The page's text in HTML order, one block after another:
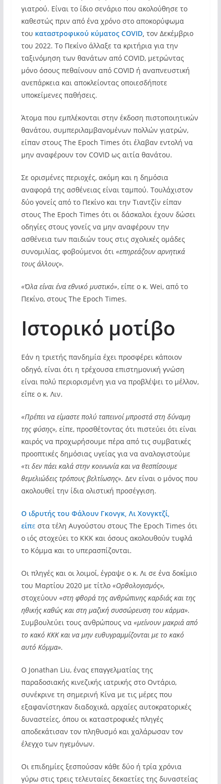
γιατρού. Είναι το ίδιο σενάριο που ακολούθησε το
καθεστώς πριν από ένα χρόνο στο αποκορύφωμα
του καταστροφικού κύματος COVID, τον Δεκέμβριο
του 2022. Το Πεκίνο άλλαξε τα κριτήρια για την
ταξινόμηση των θανάτων από COVID, μετρώντας
μόνο όσους πεθαίνουν από COVID ή αναπνευστική
ανεπάρκεια και αποκλείοντας οποιεσδήποτε
υποκείμενες παθήσεις.
Άτομα που εμπλέκονται στην έκδοση πιστοποιητικών
θανάτου, συμπεριλαμβανομένων πολλών γιατρών,
είπαν στους The Epoch Times ότι έλαβαν εντολή να
μην αναφέρουν τον COVID ως αιτία θανάτου.
Σε ορισμένες περιοχές, ακόμη και η δημόσια
αναφορά της ασθένειας είναι ταμπού. Τουλάχιστον
δύο γονείς από το Πεκίνο και την Τιαντζίν είπαν
στους The Epoch Times ότι οι δάσκαλοι έχουν δώσει
οδηγίες στους γονείς να μην αναφέρουν την
ασθένεια των παιδιών τους στις σχολικές ομάδες
συνομιλίας, φοβούμενοι ότι «επηρεάζουν αρνητικά
τους άλλους».
«Όλα είναι ένα εθνικό μυστικό», είπε ο κ. Wei, από το
Πεκίνο, στους The Epoch Times.
Ιστορικό μοτίβο
Εάν η τριετής πανδημία έχει προσφέρει κάποιον
οδηγό, είναι ότι η τρέχουσα επιστημονική γνώση
είναι πολύ περιορισμένη για να προβλέψει το μέλλον,
είπε ο κ. Λιν.
«Πρέπει να είμαστε πολύ ταπεινοί μπροστά στη δύναμη
της φύσης», είπε, προσθέτοντας ότι πιστεύει ότι είναι
καιρός να προχωρήσουμε πέρα ​​από τις συμβατικές
προοπτικές δημόσιας υγείας για να αναλογιστούμε
«τι δεν πάει καλά στην κοινωνία και να θεσπίσουμε
θεμελιώδεις τρόπους βελτίωσης». Δεν είναι ο μόνος που
ακολουθεί την ίδια ολιστική προσέγγιση.
Ο ιδρυτής του Φάλουν Γκονγκ, Λι Χονγκτζί,
είπε στα τέλη Αυγούστου στους The Epoch Times ότι
ο ιός στοχεύει το ΚΚΚ και όσους ακολουθούν τυφλά
το Κόμμα και το υπερασπίζονται.
Οι πληγές και οι λοιμοί, έγραψε ο κ. Λι σε ένα δοκίμιο
του Μαρτίου 2020 με τίτλο «Ορθολογισμός»,
στοχεύουν «στη φθορά της ανθρώπινης καρδιάς και της
ηθικής καθώς και στη μαζική συσσώρευση του κάρμα».
Συμβουλεύει τους ανθρώπους να«μείνουν μακριά από
το κακό ΚΚΚ και να μην ευθυγραμμίζονται με το κακό
αυτό Κόμμα».
Ο Jonathan Liu, ένας επαγγελματίας της
παραδοσιακής κινεζικής ιατρικής στο Οντάριο,
συνέκρινε τη σημερινή Κίνα με τις μέρες που
εξαφανίστηκαν διαδοχικά, αρχαίες αυτοκρατορικές
δυναστείες, όπου οι καταστροφικές πληγές
αποδεκάτισαν τον πληθυσμό και χαλάρωσαν τον
έλεγχο των ηγεμόνων.
Οι επιδημίες ξεσπούσαν κάθε δύο ή τρία χρόνια
γύρω στις τρεις τελευταίες δεκαετίες της δυναστείας